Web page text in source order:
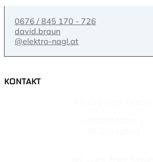
0676 / 845 170 - 726
david.braun
@elektro-nagl.at
KONTAKT